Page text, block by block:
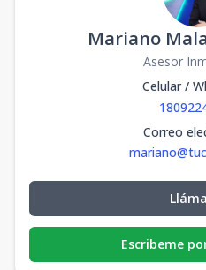
Mariano
Asesor
Celular /
Correo
Escribeme